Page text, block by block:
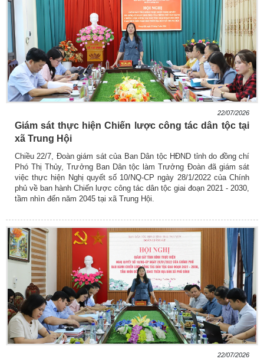
22/07/2026
Giám sát thực hiện Chiến lược công tác dân tộc tại
xã Trung Hội
Chiều 22/7, Đoàn giám sát của Ban Dân tộc HĐND tỉnh do đồng chí
Phó Thị Thủy, Trưởng Ban Dân tộc làm Trưởng Đoàn đã giám sát
việc thực hiện Nghị quyết số 10/NQ-CP ngày 28/1/2022 của Chính
phủ về ban hành Chiến lược công tác dân tộc giai đoạn 2021 - 2030,
tầm nhìn đến năm 2045 tại xã Trung Hội.
22/07/2026